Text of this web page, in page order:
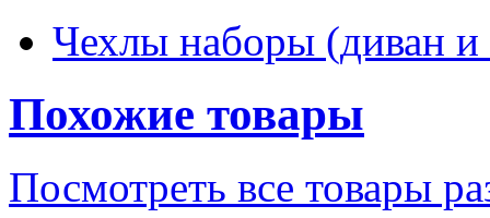
Чехлы наборы (диван и
Похожие товары
Посмотреть все товары